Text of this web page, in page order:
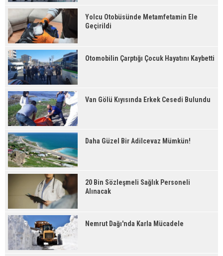
Yolcu Otobüsünde Metamfetamin Ele
Geçirildi
Otomobilin Çarptığı Çocuk Hayatını Kaybetti
Van Gölü Kıyısında Erkek Cesedi Bulundu
Daha Güzel Bir Adilcevaz Mümkün!
20 Bin Sözleşmeli Sağlık Personeli
Alınacak
Nemrut Dağı'nda Karla Mücadele